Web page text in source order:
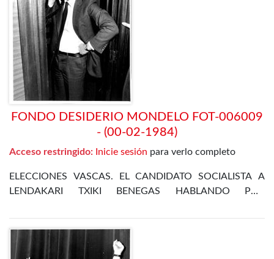
FONDO DESIDERIO MONDELO FOT-006009
- (00-02-1984)
Acceso restringido: Inicie sesión para verlo completo
ELECCIONES VASCAS. EL CANDIDATO SOCIALISTA A
LENDAKARI TXIKI BENEGAS HABLANDO POR